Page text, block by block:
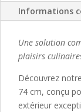
Informations
Une solution
plaisirs
Découvrez
74 cm, conçu
extérieur